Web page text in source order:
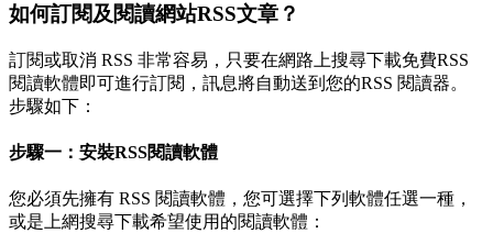
如何訂閱及閱讀網站RSS文章？
訂閱或取消 RSS 非常容易，只要在網路上搜尋下載免費RSS
閱讀軟體即可進行訂閱，訊息將自動送到您的RSS 閱讀器。
步驟如下：
步驟一：安裝RSS閱讀軟體
您必須先擁有 RSS 閱讀軟體，您可選擇下列軟體任選一種，
或是上網搜尋下載希望使用的閱讀軟體：